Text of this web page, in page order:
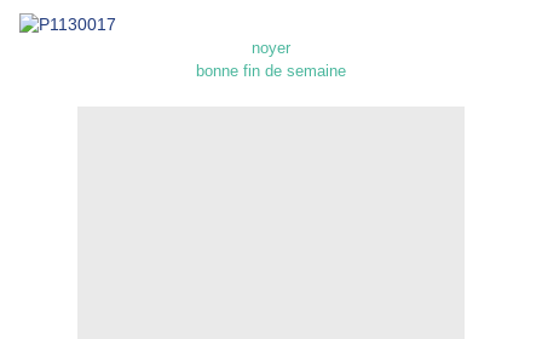
noyer
bonne fin de semaine